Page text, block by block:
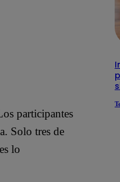
participantes
. Solo tres de
lo